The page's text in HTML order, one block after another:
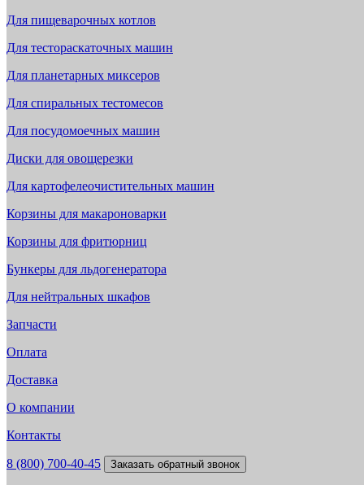
Для пищеварочных котлов
Для тестораскаточных машин
Для планетарных миксеров
Для спиральных тестомесов
Для посудомоечных машин
Диски для овощерезки
Для картофелеочистительных машин
Корзины для макароноварки
Корзины для фритюрниц
Бункеры для льдогенератора
Для нейтральных шкафов
Запчасти
Оплата
Доставка
О компании
Контакты
8 (800) 700-40-45 Заказать обратный звонок